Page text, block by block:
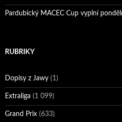
Pardubický MACEC Cup vyplní
RUBRIKY
Dopisy z Jawy (1)
Extraliga (1 099)
Grand Prix (633)